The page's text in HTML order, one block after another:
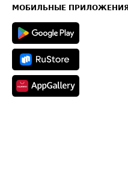
Техническая информация
МОБИЛЬНЫЕ ПРИЛОЖЕНИЯ